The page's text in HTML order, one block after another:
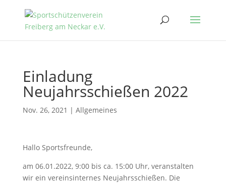
Einladung
Neujahrsschießen 2022
Nov. 26, 2021 | Allgemeines
Hallo Sportsfreunde,
am 06.01.2022, 9:00 bis ca. 15:00 Uhr, veranstalten
wir ein vereinsinternes Neujahrsschießen. Die